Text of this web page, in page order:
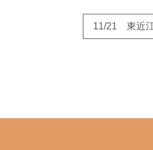
11/21 東近